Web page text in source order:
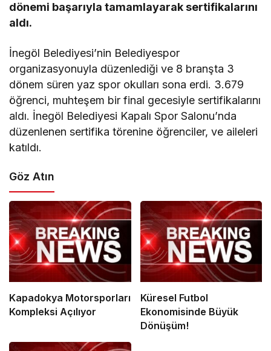
dönemi başarıyla tamamlayarak sertifikalarını
aldı.
İnegöl Belediyesi’nin Belediyespor
organizasyonuyla düzenlediği ve 8 branşta 3
dönem süren yaz spor okulları sona erdi. 3.679
öğrenci, muhteşem bir final gecesiyle sertifikalarını
aldı. İnegöl Belediyesi Kapalı Spor Salonu’nda
düzenlenen sertifika törenine öğrenciler, ve aileleri
katıldı.
Göz Atın
Kapadokya Motorsporları
Kompleksi Açılıyor
Küresel Futbol
Ekonomisinde Büyük
Dönüşüm!